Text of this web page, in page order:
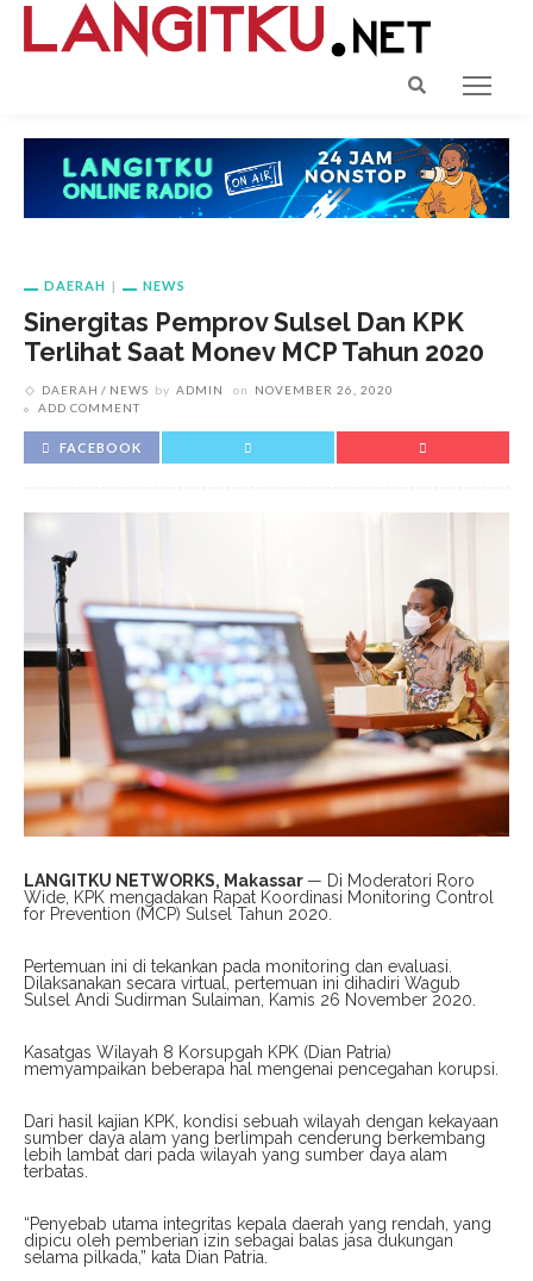
DAERAH NEWS
Sinergitas Pemprov Sulsel Dan KPK
Terlihat Saat Monev MCP Tahun 2020
DAERAH NEWS by ADMIN on
NOVEMBER 26, 2020
ADD COMMENT
FACEBOOK
LANGITKU NETWORKS, Makassar — Di Moderatori Roro
Wide, KPK mengadakan Rapat Koordinasi Monitoring Control
for Prevention (MCP) Sulsel Tahun 2020.
Pertemuan ini di tekankan pada monitoring dan evaluasi.
Dilaksanakan secara virtual, pertemuan ini dihadiri Wagub
Sulsel Andi Sudirman Sulaiman, Kamis 26 November 2020.
Kasatgas Wilayah 8 Korsupgah KPK (Dian Patria)
memyampaikan beberapa hal mengenai pencegahan korupsi.
Dari hasil kajian KPK, kondisi sebuah wilayah dengan kekayaan
sumber daya alam yang berlimpah cenderung berkembang
lebih lambat dari pada wilayah yang sumber daya alam
terbatas.
“Penyebab utama integritas kepala daerah yang rendah, yang
dipicu oleh pemberian izin sebagai balas jasa dukungan
selama pilkada,” kata Dian Patria.